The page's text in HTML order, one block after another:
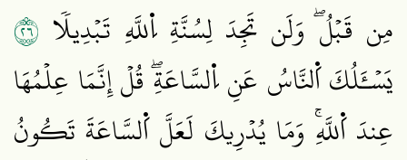
مِن قَبۡلُۖ وَلَن تَجِدَ لِسُنَّةِ اِ۬للَّهِ تَبۡدِيلٗا ٦٢
يَسۡـَٔلُكَ اَ۬لنَّاسُ عَنِ اِ۬لسَّاعَةِۖ قُلۡ إِنَّمَا عِلۡمُهَا
عِندَ اَ۬للَّهِۚ وَمَا يُدۡرِيكَ لَعَلَّ اَ۬لسَّاعَةَ تَكُونُ